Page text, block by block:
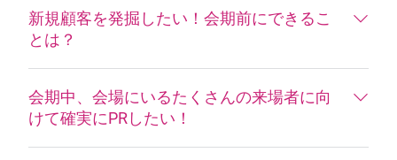
新規顧客を発掘したい！会期前にできるこ
とは？
会期中、会場にいるたくさんの来場者に向
けて確実にPRしたい！